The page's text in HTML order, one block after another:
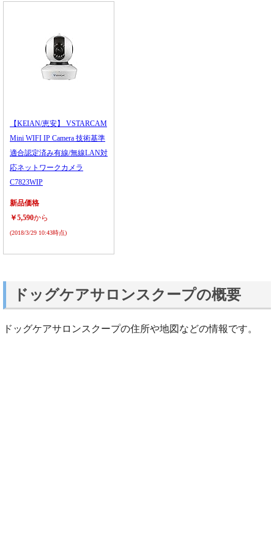
【KEIAN/恵安】 VSTARCAM
Mini WIFI IP Camera 技術基準
適合認定済み有線/無線LAN対
応ネットワークカメラ
C7823WIP
新品価格
￥5,590から
(2018/3/29 10:43時点)
ドッグケアサロンスクープの概要
ドッグケアサロンスクープの住所や地図などの情報です。